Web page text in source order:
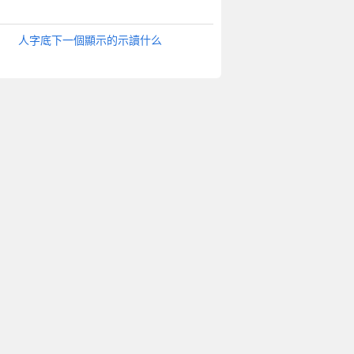
人字底下一個顯示的示讀什么